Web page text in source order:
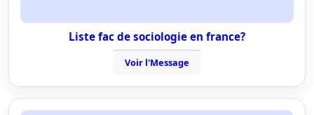
Liste fac de sociologie en france?
Voir l'Message